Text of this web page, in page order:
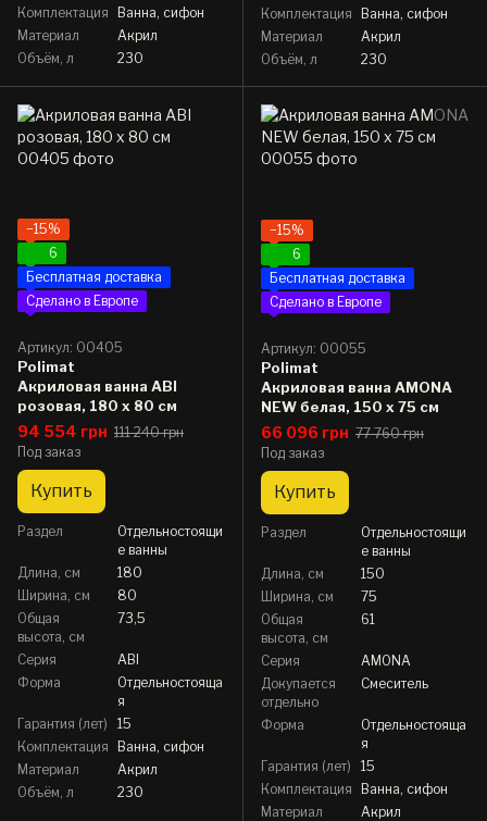
Комплектация
Ванна, сифон
Материал
Акрил
Объём, л
230
Комплектация
Ванна, сифон
Материал
Акрил
Объём, л
230
−15%
6
Бесплатная доставка
Сделано в Европе
Артикул: 00405
Polimat
Акриловая ванна ABI
розовая, 180 x 80 см
94 554 грн 111 240 грн
Под заказ
Купить
Раздел
Отдельностоящи
е ванны
Длина, см
180
Ширина, см
80
Общая
высота, см
73,5
Серия
ABI
Форма
Отдельностояща
я
Гарантия (лет)
15
Комплектация
Ванна, сифон
Материал
Акрил
Объём, л
230
−15%
6
Бесплатная доставка
Сделано в Европе
Артикул: 00055
Polimat
Акриловая ванна AMONA
NEW белая, 150 x 75 см
66 096 грн 77 760 грн
Под заказ
Купить
Раздел
Отдельностоящи
е ванны
Длина, см
150
Ширина, см
75
Общая
высота, см
61
Серия
AMONA
Докупается
отдельно
Смеситель
Форма
Отдельностояща
я
Гарантия (лет)
15
Комплектация
Ванна, сифон
Материал
Акрил